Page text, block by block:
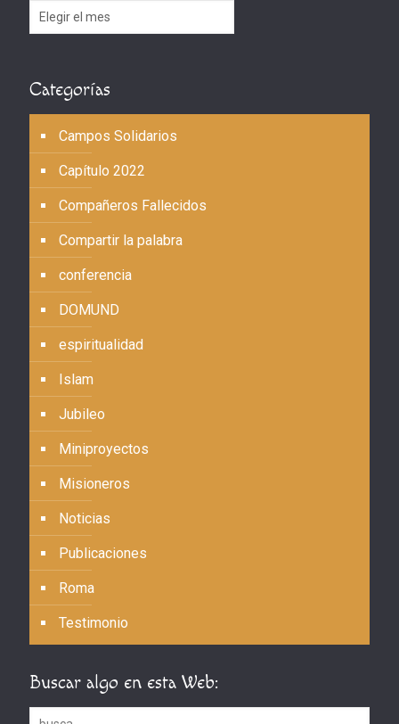
Archivos
Categorías
Campos Solidarios
Capítulo 2022
Compañeros Fallecidos
Compartir la palabra
conferencia
DOMUND
espiritualidad
Islam
Jubileo
Miniproyectos
Misioneros
Noticias
Publicaciones
Roma
Testimonio
Buscar algo en esta Web: